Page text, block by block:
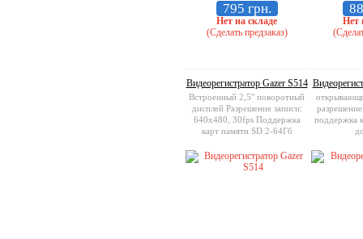
795 грн.
Нет на складе
(Сделать предзаказ)
Нет
Видеорегистратор Gazer S514
Встроенный 2,5" поворотный
дисплей Разрешение записи:
640x480, 30fps Поддержка
карт памяти SD 2-64Гб
поддержка